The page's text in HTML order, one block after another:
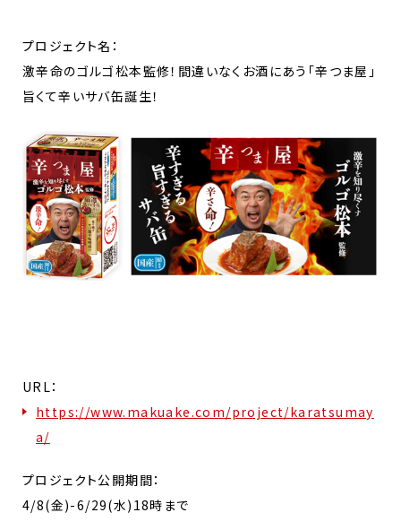
プロジェクト名：
激辛命のゴルゴ松本監修！間違いなくお酒にあう「辛つま屋」
旨くて辛いサバ缶誕生！
URL：
https://www.makuake.com/project/karatsumay
a/
プロジェクト公開期間：
4/8(金)-6/29(水)18時まで